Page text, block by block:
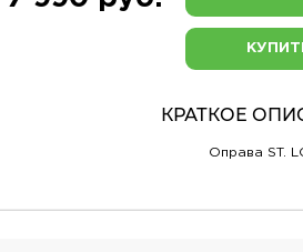
КРАТКОЕ
Оправа ST.